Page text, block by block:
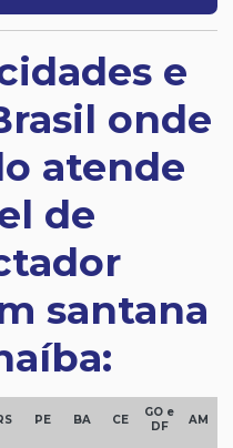
e
onde
atende
de
santana
PE BA CE
GO e
DF
AM